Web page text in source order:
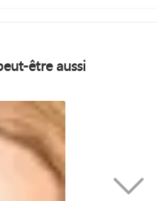
être aussi